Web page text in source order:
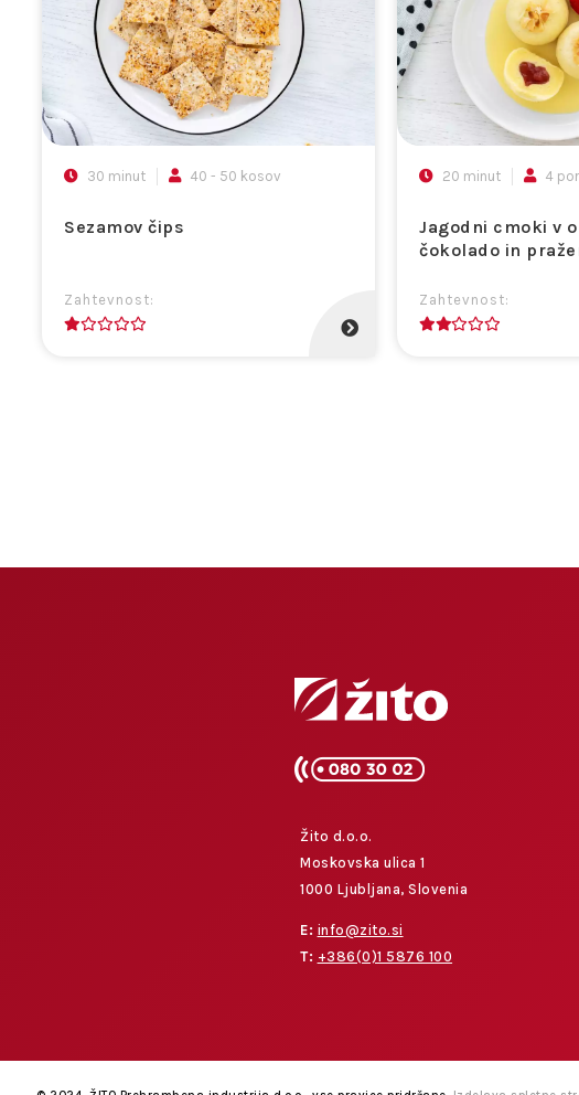
Sezamov čips
Zahtevnost:
30 minut 40 - 50 kosov
Jagodni cmoki v
čokolado in
Zahtevnost:
20 minut 4
Žito d.o.o.
Moskovska ulica 1
1000 Ljubljana, Slovenia
E: info@zito.si
T: +386(0)1 5876 100